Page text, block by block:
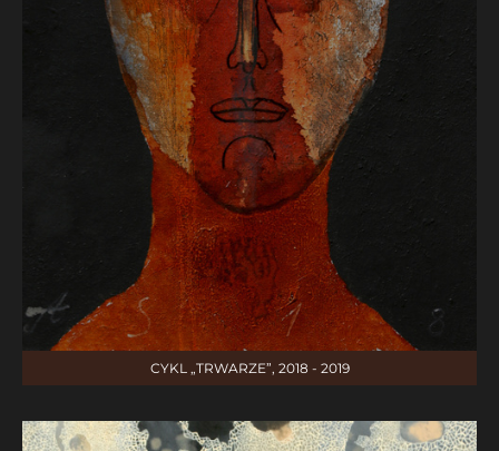
CYKL „TRWARZE”, 2018 - 2019